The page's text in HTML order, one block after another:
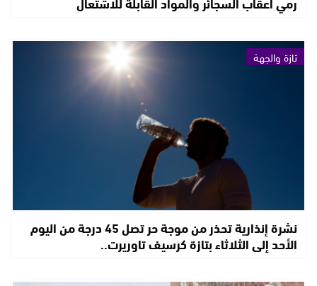
تازة والجهة
نشرة إنذارية تحذر من موجة حر تصل 45 درجة من اليوم
الأحد إلى الثلاثاء بتازة كرسيف تاوريرت..